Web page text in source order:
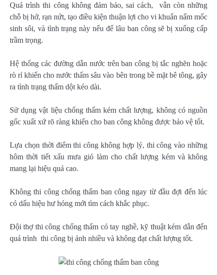
Quá trình thi công không đảm bảo, sai cách, vẫn còn những
chỗ bị hở, rạn nứt, tạo điều kiện thuận lợi cho vi khuẩn nấm mốc
sinh sôi, và tình trạng này nếu để lâu ban công sẽ bị xuống cấp
trầm trọng.
Hệ thống các đường dẫn nước trên ban công bị tắc nghẽn hoặc
rò rỉ khiến cho nước thấm sâu vào bên trong bề mặt bê tông, gây
ra tình trạng thấm dột kéo dài.
Sử dụng vật liệu chống thấm kém chất lượng, không có nguồn
gốc xuất xứ rõ ràng khiến cho ban công không được bảo vệ tốt.
Lựa chọn thời điểm thi công không hợp lý, thi công vào những
hôm thời tiết xấu mưa gió làm cho chất lượng kém và không
mang lại hiệu quả cao.
Không thi công chống thấm ban công ngay từ đầu đợi đến lúc
có dấu hiệu hư hỏng mới tìm cách khắc phục.
Đội thợ thi công chống thấm có tay nghề, kỹ thuật kém dẫn đến
quá trình thi công bị ảnh nhiều và không đạt chất lượng tốt.